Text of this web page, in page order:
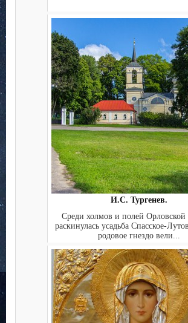
И.С. Тургенев.
Среди холмов и полей Орловской
раскинулась усадьба Спасское-
родовое гнездо вели...